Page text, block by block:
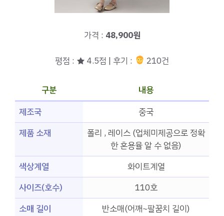
가격 : 48,900원
평점 : ★ 4.5점 | 후기 : 210건
구분
내용
제조국
중국
제품 소재
폴리 , 레이스 (업체미제공으로 정확
한 혼용율 알 수 없음)
색상계열
화이트계열
사이즈(호수)
110호
소매 길이
반소매(어깨~팔꿈치 길이)